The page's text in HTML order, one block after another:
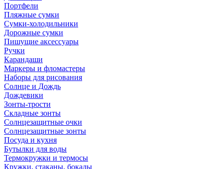
Портфели
Пляжные сумки
Сумки-холодильники
Дорожные сумки
Пишущие аксессуары
Ручки
Карандаши
Маркеры и фломастеры
Наборы для рисования
Солнце и Дождь
Дождевики
Зонты-трости
Складные зонты
Солнцезащитные очки
Солнцезащитные зонты
Посуда и кухня
Бутылки для воды
Термокружки и термосы
Кружки, стаканы, бокалы